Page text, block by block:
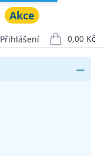
Akce
Přihlášení 0,00 Kč
položek v